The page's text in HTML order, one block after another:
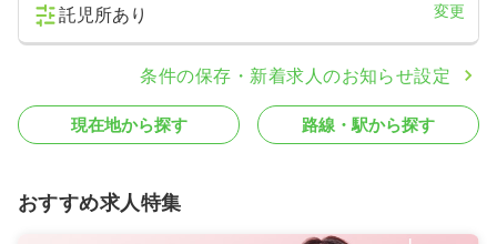
託児所あり 変更
条件の保存・新着求人のお知らせ設定
現在地から探す 路線・駅から探す
おすすめ求人特集